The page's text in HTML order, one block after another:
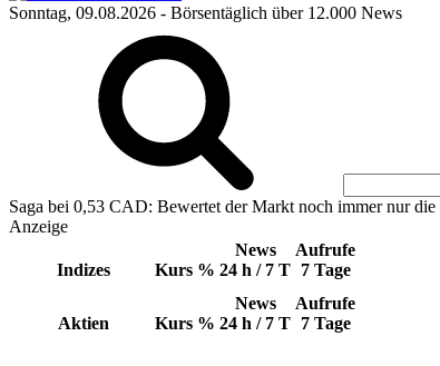
Sonntag, 09.08.2026 - Börsentäglich über 12.000 News
Saga bei 0,53 CAD: Bewertet der Markt noch immer nur
Anzeige
Indizes Kurs %
News
24 h / 7 T
Aufrufe
7 Tage
Aktien Kurs %
News
24 h / 7 T
Aufrufe
7 Tage